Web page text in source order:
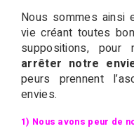
Nous sommes ainsi
vie créant toutes
suppositions, pour
arrêter notre
peurs prennent
envies.
1) Nous avons peur de